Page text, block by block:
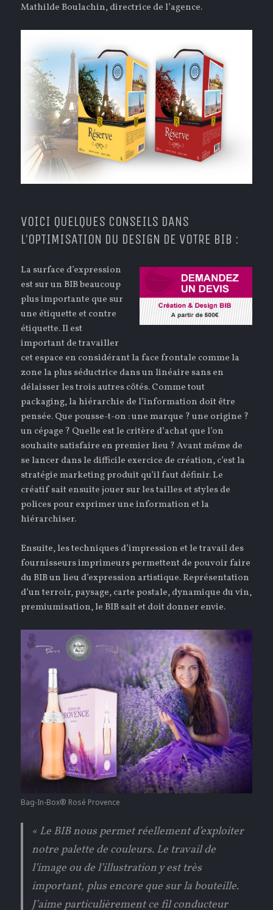
Mathilde Boulachin, directrice de l’agence.
VOICI QUELQUES CONSEILS DANS
L’OPTIMISATION DU DESIGN DE VOTRE BIB :
La surface d’expression
est sur un BIB beaucoup
plus importante que sur
une étiquette et contre
étiquette. Il est
important de travailler
cet espace en considérant la face frontale comme la
zone la plus séductrice dans un linéaire sans en
délaisser les trois autres côtés. Comme tout
packaging, la hiérarchie de l’information doit être
pensée. Que pousse-t-on : une marque ? une origine ?
un cépage ? Quelle est le critère d’achat que l’on
souhaite satisfaire en premier lieu ? Avant même de
se lancer dans le difficile exercice de création, c’est la
stratégie marketing produit qu’il faut définir. Le
créatif sait ensuite jouer sur les tailles et styles de
polices pour exprimer une information et la
hiérarchiser.
Ensuite, les techniques d’impression et le travail des
fournisseurs imprimeurs permettent de pouvoir faire
du BIB un lieu d’expression artistique. Représentation
d’un terroir, paysage, carte postale, dynamique du vin,
premiumisation, le BIB sait et doit donner envie.
Bag-In-Box® Rosé Provence
« Le BIB nous permet réellement d’exploiter
notre palette de couleurs. Le travail de
l’image ou de l’illustration y est très
important, plus encore que sur la bouteille.
J’aime particulièrement ce fil conducteur